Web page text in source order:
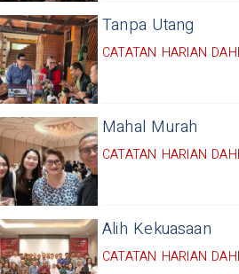
Tanpa Utang
CATATAN HARIAN
Mahal Murah
CATATAN HARIAN
Alih Kekuasaan
CATATAN HARIAN